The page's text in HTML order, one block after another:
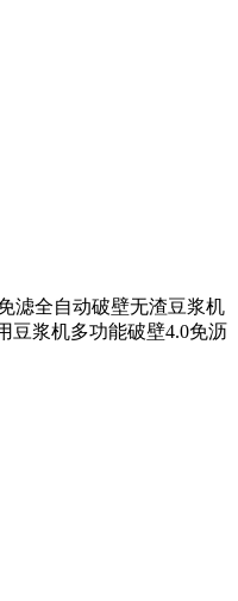
滤全自动破壁无渣豆浆机
豆浆机多功能破壁4.0免沥